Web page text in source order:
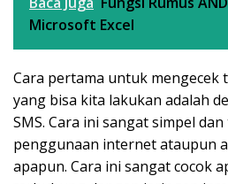
Microsoft Excel
Cara pertama untuk mengecek
yang bisa kita lakukan adalah
SMS. Cara ini sangat simpel
penggunaan internet ataupun
apapun. Cara ini sangat cocok